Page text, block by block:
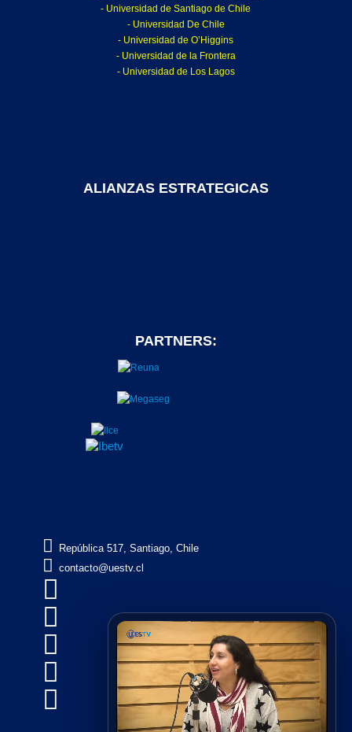
- Universidad de Santiago de Chile
- Universidad De Chile
- Universidad de O’Higgins
- Universidad de la Frontera
- Universidad de Los Lagos
ALIANZAS ESTRATEGICAS
PARTNERS:
 República 517, Santiago, Chile
 contacto@uestv.cl




